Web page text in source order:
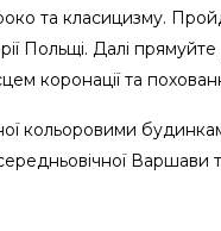
та класицизму.
Польщі. Далі
коронації та
кольоровими